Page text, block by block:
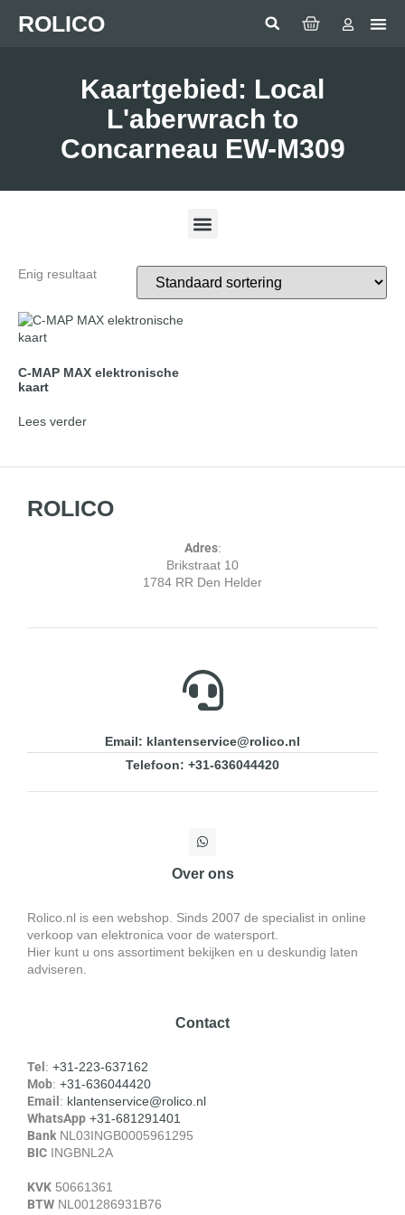
ROLICO
Kaartgebied: Local
L'aberwrach to
Concarneau EW-M309
Enig resultaat
C-MAP MAX elektronische
kaart
Lees verder
ROLICO
Adres:
Brikstraat 10
1784 RR Den Helder
Email: klantenservice@rolico.nl
Telefoon: +31-636044420
Over ons
Rolico.nl is een webshop. Sinds 2007 de specialist in online
verkoop van elektronica voor de watersport.
Hier kunt u ons assortiment bekijken en u deskundig laten
adviseren.
Contact
Tel : +31-223-637162
Mob: +31-636044420
Email : klantenservice@rolico.nl
WhatsApp +31-681291401
Bank NL03INGB0005961295
BIC INGBNL2A
KVK 50661361
BTW NL001286931B76